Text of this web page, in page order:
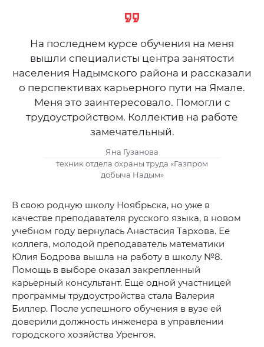
На последнем курсе обучения на меня
вышли специалисты центра занятости
населения Надымского района и рассказали
о перспективах карьерного пути на Ямале.
Меня это заинтересовало. Помогли с
трудоустройством. Коллектив на работе
замечательный.
Яна Гузанова
техник отдела охраны труда «Газпром
добыча Надым»
В свою родную школу Ноябрьска, но уже в
качестве преподавателя русского языка, в новом
учебном году вернулась Анастасия Тархова. Ее
коллега, молодой преподаватель математики
Юлия Бодрова вышла на работу в школу №8.
Помощь в выборе оказал закрепленный
карьерный консультант. Еще одной участницей
программы трудоустройства стала Валерия
Биллер. После успешного обучения в вузе ей
доверили должность инженера в управлении
городского хозяйства Уренгоя.